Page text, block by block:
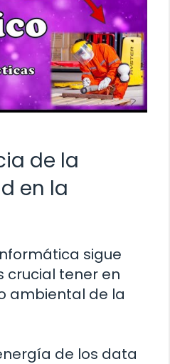
de la
en la
sigue
crucial tener en
ambiental de la
de los data